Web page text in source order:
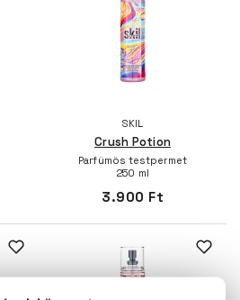
SKIL
Crush Potion
Parfümös testpermet
250 ml
3.900 Ft